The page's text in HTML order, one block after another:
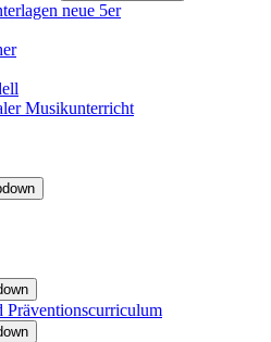
neue 5er
Musikunterricht
Präventionscurriculum